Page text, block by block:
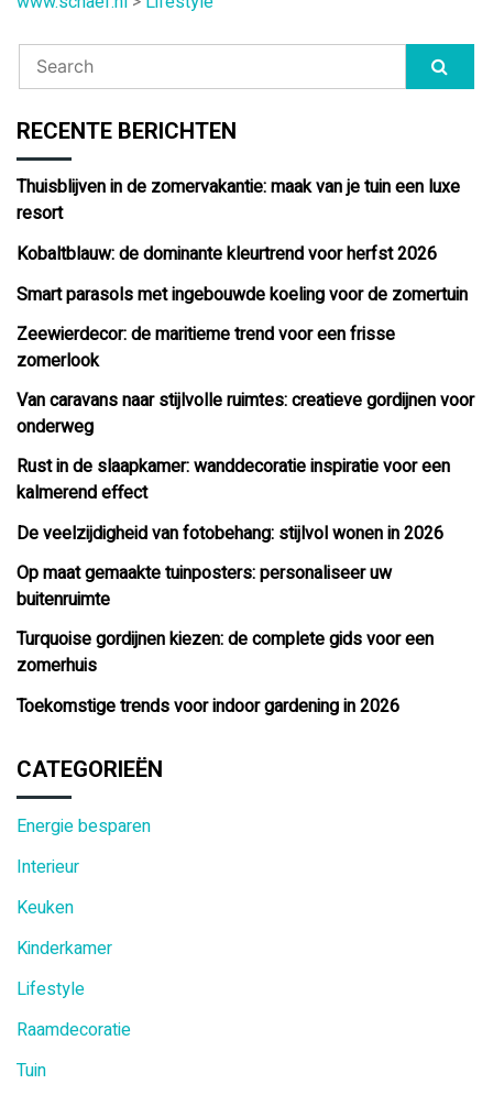
RECENTE BERICHTEN
Thuisblijven in de zomervakantie: maak van je tuin een luxe
resort
Kobaltblauw: de dominante kleurtrend voor herfst 2026
Smart parasols met ingebouwde koeling voor de zomertuin
Zeewierdecor: de maritieme trend voor een frisse
zomerlook
Van caravans naar stijlvolle ruimtes: creatieve gordijnen voor
onderweg
Rust in de slaapkamer: wanddecoratie inspiratie voor een
kalmerend effect
De veelzijdigheid van fotobehang: stijlvol wonen in 2026
Op maat gemaakte tuinposters: personaliseer uw
buitenruimte
Turquoise gordijnen kiezen: de complete gids voor een
zomerhuis
Toekomstige trends voor indoor gardening in 2026
CATEGORIEËN
Energie besparen
Interieur
Keuken
Kinderkamer
Lifestyle
Raamdecoratie
Tuin